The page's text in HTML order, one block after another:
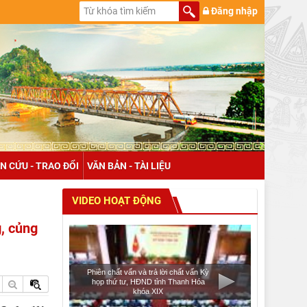
Đăng nhập
CỨU - TRAO ĐỔI VĂN BẢN - TÀI LIỆU
củng
VIDEO HOẠT ĐỘNG
Phiên chất vấn và trả lời chất vấn Kỳ
họp thứ tư, HĐND tỉnh Thanh Hóa
khóa XIX